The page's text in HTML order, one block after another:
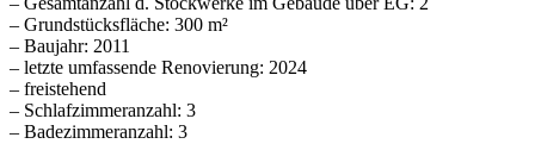
– Grundstücksfläche: 300 m²
– Baujahr: 2011
– letzte umfassende Renovierung: 2024
– freistehend
– Schlafzimmeranzahl: 3
– Badezimmeranzahl: 3